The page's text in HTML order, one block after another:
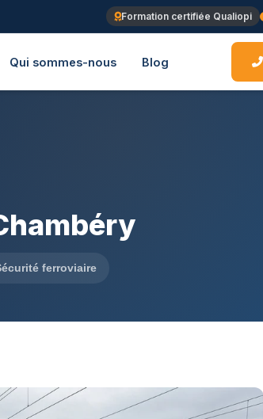
Formation certifiée Qualiopi
Qui sommes-nous Blog
ferroviaire